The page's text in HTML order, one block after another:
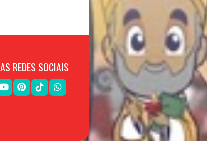
REDES SOCIAIS